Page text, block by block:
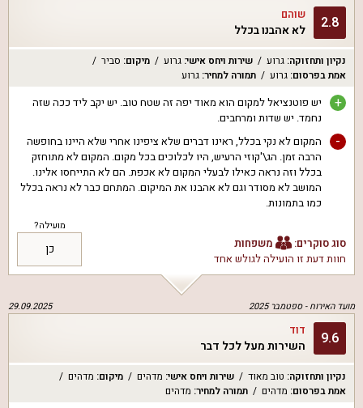
2.8 שוהם
לא אהבנו בכלל
נקיון ותחזוקה: גרוע שירות ויחס אישי: גרוע מיקום: סביר
אמת בפרסום: גרוע תמורה למחיר: גרוע
+
יש פוטנציאל למקום הוא מאוד יפה זה שטח טוב. יש יקב ליד ככה שזה
נחמד. יש שדות ומרחבים.
-
המקום לא נקי בכלל, ראינו דברים שלא ציפינו אחרי שלא היינו בחופשה
הרבה זמן. הג\'קוזי הרעיש, היו לכלוכים בכל מקום. המקום לא מתוחזק
בכלל וזה נראה כאילו לבעלי המקום לא אכפת. הם לא התייחסו אלינו.
המושב לא מסודר וגם לא אהבנו את המיקום. המתחם כבר לא נראה בכלל
כמו בתמונות.
סוג סוקרים:
משפחות
חוות דעת זו הועילה לגולש אחד
מועילה?
כן
מועד האירוח -ספטמבר 2025 29.09.2025
9.6 דוד
השירות מעל לכל דבר
נקיון ותחזוקה: טוב מאוד שירות ויחס אישי: מדהים מיקום: מדהים
אמת בפרסום: מדהים תמורה למחיר: מדהים